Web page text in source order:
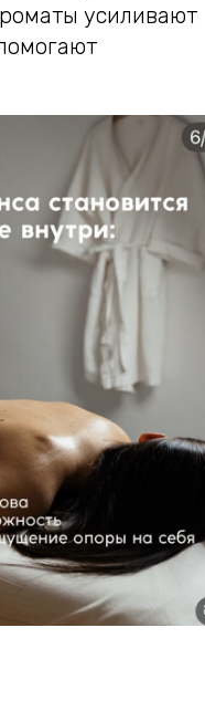
усиливают